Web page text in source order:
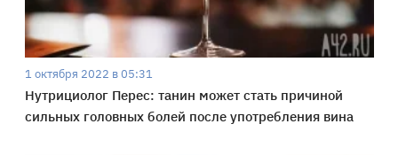
1 октября 2022 в 05:31
Нутрициолог Перес: танин может стать причиной
сильных головных болей после употребления вина